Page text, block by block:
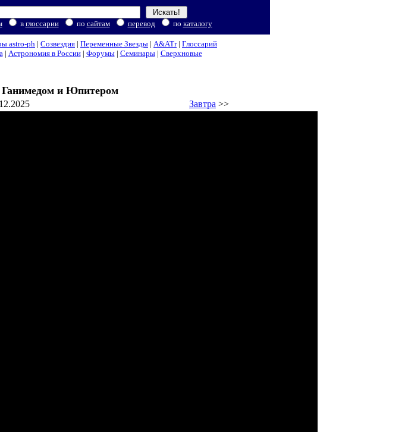
в глоссарии по сайтам перевод по каталогу
astro-ph | Созвездия | Переменные Звезды | A&ATr| Глоссарий
| Астрономия в России| Форумы| Семинары| Сверхновые
и Юпитером
Завтра >>